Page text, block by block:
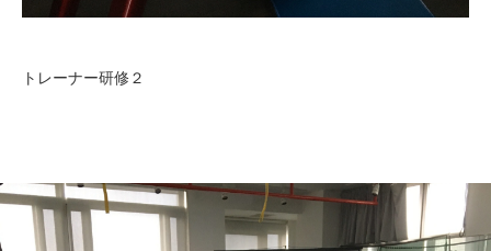
トレーナー研修２